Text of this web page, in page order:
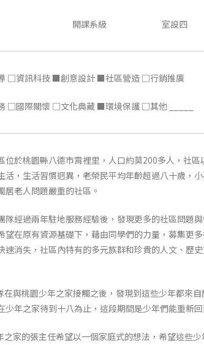
開課系級 室設四
□資訊科技 ■創意設計 ■社區營造 □行銷推廣
□國際關懷 □文化典藏 ■環境保護 □其他 _____
位於桃園縣八德市霄裡里，人口約莫200多人，社
活，生活習慣迥異，老榮民平均年齡超過八十歲，
居老人問題嚴重的社區。
經過兩年駐地服務經驗後，發現更多的社區問題
望在原有資源基礎下，藉由同學們的力量，募集更
速消失，社區內特有的多元族群和珍貴的人文、歷
在與桃園少年之家接觸之後，發現到這些少年都來
少年之家待到十八為止，這段期間是少年們能重新
之家的張主任希望以一個家庭式的想法，希望這些